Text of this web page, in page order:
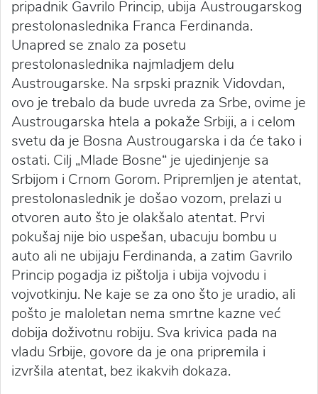
pripadnik Gavrilo Princip, ubija Austrougarskog
prestolonaslednika Franca Ferdinanda.
Unapred se znalo za posetu
prestolonaslednika najmladjem delu
Austrougarske. Na srpski praznik Vidovdan,
ovo je trebalo da bude uvreda za Srbe, ovime je
Austrougarska htela a pokaže Srbiji, a i celom
svetu da je Bosna Austrougarska i da će tako i
ostati. Cilj „Mlade Bosne“ je ujedinjenje sa
Srbijom i Crnom Gorom. Pripremljen je atentat,
prestolonaslednik je došao vozom, prelazi u
otvoren auto što je olakšalo atentat. Prvi
pokušaj nije bio uspešan, ubacuju bombu u
auto ali ne ubijaju Ferdinanda, a zatim Gavrilo
Princip pogadja iz pištolja i ubija vojvodu i
vojvotkinju. Ne kaje se za ono što je uradio, ali
pošto je maloletan nema smrtne kazne već
dobija doživotnu robiju. Sva krivica pada na
vladu Srbije, govore da je ona pripremila i
izvršila atentat, bez ikakvih dokaza.